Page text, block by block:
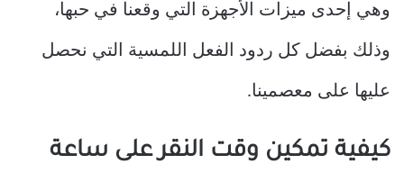
وهي إحدى ميزات الأجهزة التي وقعنا في حبها،
وذلك بفضل كل ردود الفعل اللمسية التي نحصل
عليها على معصمينا.
كيفية تمكين وقت النقر على ساعة